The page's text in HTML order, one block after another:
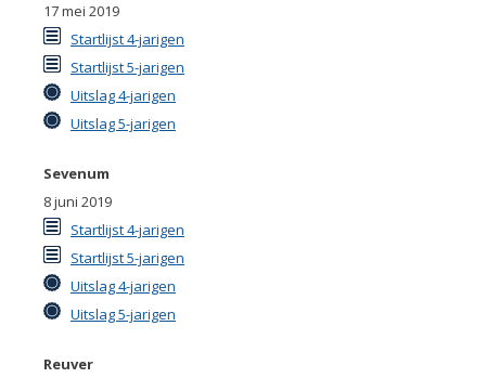
17 mei 2019
Startlijst 4-jarigen
Startlijst 5-jarigen
Uitslag 4-jarigen
Uitslag 5-jarigen
Sevenum
8 juni 2019
Startlijst 4-jarigen
Startlijst 5-jarigen
Uitslag 4-jarigen
Uitslag 5-jarigen
Reuver